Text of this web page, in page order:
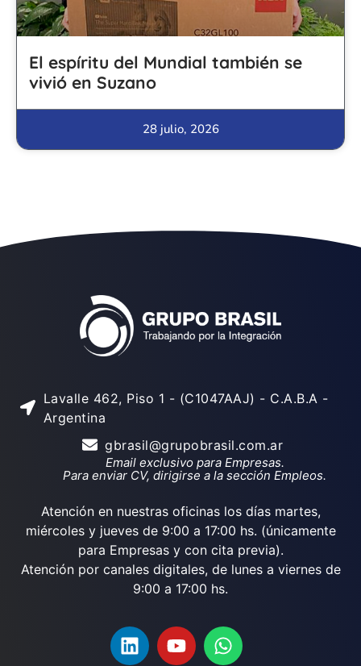
El espíritu del Mundial también se
vivió en Suzano
28 julio, 2026
Lavalle 462, Piso 1 - (C1047AAJ) - C.A.B.A -
Argentina
gbrasil@grupobrasil.com.ar
Email exclusivo para Empresas.
Para enviar CV, dirigirse a la sección Empleos.
Atención en nuestras oficinas los días martes,
miércoles y jueves de 9:00 a 17:00 hs. (únicamente
para Empresas y con cita previa).
Atención por canales digitales, de lunes a viernes de
9:00 a 17:00 hs.